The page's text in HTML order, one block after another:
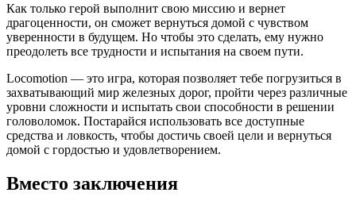
Как только герой выполнит свою миссию и вернет
драгоценности, он сможет вернуться домой с чувством
уверенности в будущем. Но чтобы это сделать, ему нужно
преодолеть все трудности и испытания на своем пути.
Locomotion — это игра, которая позволяет тебе погрузиться в
захватывающий мир железных дорог, пройти через различные
уровни сложности и испытать свои способности в решении
головоломок. Постарайся использовать все доступные
средства и ловкость, чтобы достичь своей цели и вернуться
домой с гордостью и удовлетворением.
Вместо заключения